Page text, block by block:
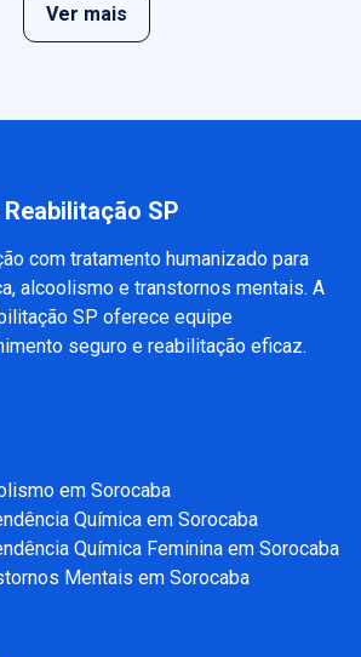
Ver mais
SP
com tratamento humanizado para
alcoolismo e transtornos mentais. A
SP oferece equipe
seguro e reabilitação eficaz.
em Sorocaba
Química em Sorocaba
Química Feminina em Sorocaba
Mentais em Sorocaba